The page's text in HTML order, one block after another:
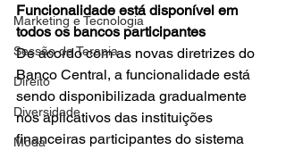
Marketing e Tecnologia
Sessão de Terapia
Direito
Diversidade
Moda
Funcionalidade está disponível em
todos os bancos participantes
De acordo com as novas diretrizes do
Banco Central, a funcionalidade está
sendo disponibilizada gradualmente
nos aplicativos das instituições
financeiras participantes do sistema